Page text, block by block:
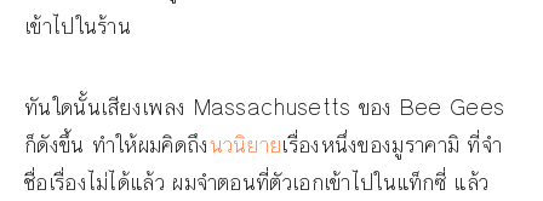
เข้าไปในร้าน
ทันใดนั้นเสียงเพลง Massachusetts ของ Bee Gees
ก็ดังขึ้น ทำให้ผมคิดถึงนวนิยายเรื่องหนึ่งของมูราคามิ ที่จำ
ชื่อเรื่องไม่ได้แล้ว ผมจำตอนที่ตัวเอกเข้าไปในแท็กซี่ แล้ว